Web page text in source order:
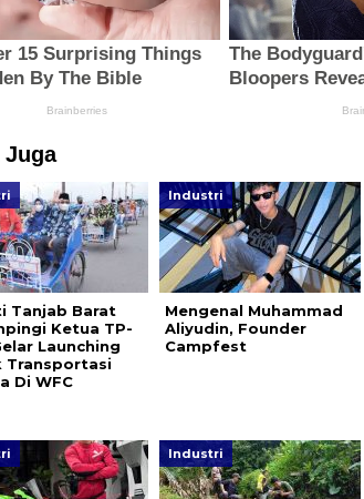
Juga
Tanjab Barat
Ketua TP-
Launching
Transportasi
Di WFC
Industri
Mengenal Muhammad
Aliyudin, Founder
Campfest
Industri